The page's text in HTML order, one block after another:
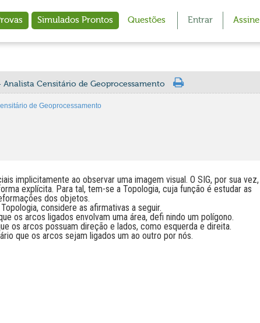
Simulados Prontos Questões Entrar Assine
Analista Censitário de Geoprocessamento
de Geoprocessamento
implicitamente ao observar uma imagem visual. O SIG, por sua vez,
explícita. Para tal, tem-se a Topologia, cuja função é estudar as
dos objetos.
considere as afirmativas a seguir.
os arcos ligados envolvam uma área, defi nindo um polígono.
os arcos possuam direção e lados, como esquerda e direita.
que os arcos sejam ligados um ao outro por nós.